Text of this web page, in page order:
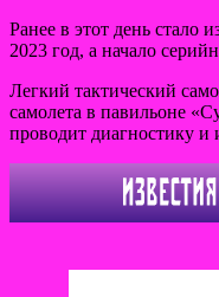
Ранее в этот день стало
2023 год, а начало
Легкий тактический
самолета в павильоне
проводит диагностику и